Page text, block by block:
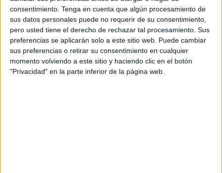
consentimiento. Tenga en cuenta que algún procesamiento de
sus datos personales puede no requerir de su consentimiento,
pero usted tiene el derecho de rechazar tal procesamiento. Sus
preferencias se aplicarán solo a este sitio web. Puede cambiar
sus preferencias o retirar su consentimiento en cualquier
momento volviendo a este sitio y haciendo clic en el botón
"Privacidad" en la parte inferior de la página web.
Tornillo— Une elementos y convierte
movimiento rotatorio en lineal.
Rueda y eje— Multiplica la fuerza y facilita
el movimiento reduciendo la fricción.